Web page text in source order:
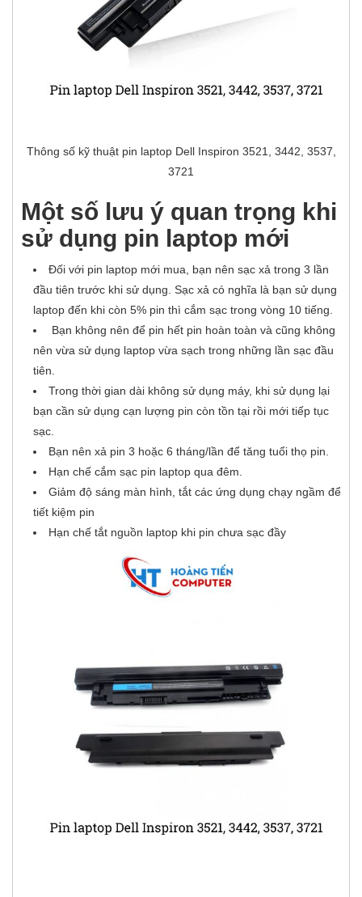
Thông số kỹ thuật pin laptop Dell Inspiron 3521, 3442, 3537,
3721
Một số lưu ý quan trọng khi
sử dụng pin laptop mới
Đối với pin laptop mới mua, bạn nên sạc xả trong 3 lần
đầu tiên trước khi sử dụng. Sạc xả có nghĩa là bạn sử dụng
laptop đến khi còn 5% pin thì cắm sạc trong vòng 10 tiếng.
Bạn không nên để pin hết pin hoàn toàn và cũng không
nên vừa sử dụng laptop vừa sạch trong những lần sạc đầu
tiên.
Trong thời gian dài không sử dụng máy, khi sử dụng lại
bạn cần sử dụng cạn lượng pin còn tồn tại rồi mới tiếp tục
sạc.
Bạn nên xả pin 3 hoặc 6 tháng/lần để tăng tuổi thọ pin.
Hạn chế cắm sạc pin laptop qua đêm.
Giảm độ sáng màn hình, tắt các ứng dụng chạy ngầm để
tiết kiệm pin
Hạn chế tắt nguồn laptop khi pin chưa sạc đầy